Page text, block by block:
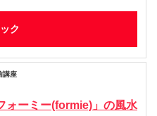
ク
講座
ォーミー(formie)」の風水